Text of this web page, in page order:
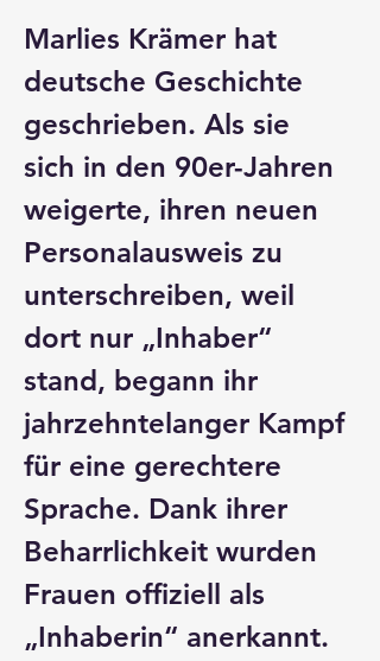
Marlies Krämer hat
deutsche Geschichte
geschrieben. Als sie
sich in den 90er-Jahren
weigerte, ihren neuen
Personalausweis zu
unterschreiben, weil
dort nur „Inhaber“
stand, begann ihr
jahrzehntelanger Kampf
für eine gerechtere
Sprache. Dank ihrer
Beharrlichkeit wurden
Frauen offiziell als
„Inhaberin“ anerkannt.